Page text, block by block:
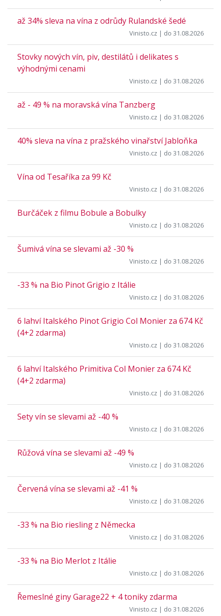
až 34% sleva na vína z odrůdy Rulandské šedé
Vinisto.cz | do 31.08.2026
Stovky nových vín, piv, destilátů i delikates s
výhodnými cenami
Vinisto.cz | do 31.08.2026
až - 49 % na moravská vína Tanzberg
Vinisto.cz | do 31.08.2026
40% sleva na vína z pražského vinařství Jabloňka
Vinisto.cz | do 31.08.2026
Vína od Tesaříka za 99 Kč
Vinisto.cz | do 31.08.2026
Burčáček z filmu Bobule a Bobulky
Vinisto.cz | do 31.08.2026
Šumivá vína se slevami až -30 %
Vinisto.cz | do 31.08.2026
-33 % na Bio Pinot Grigio z Itálie
Vinisto.cz | do 31.08.2026
6 lahví Italského Pinot Grigio Col Monier za 674 Kč
(4+2 zdarma)
Vinisto.cz | do 31.08.2026
6 lahví Italského Primitiva Col Monier za 674 Kč
(4+2 zdarma)
Vinisto.cz | do 31.08.2026
Sety vín se slevami až -40 %
Vinisto.cz | do 31.08.2026
Růžová vína se slevami až -49 %
Vinisto.cz | do 31.08.2026
Červená vína se slevami až -41 %
Vinisto.cz | do 31.08.2026
-33 % na Bio riesling z Německa
Vinisto.cz | do 31.08.2026
-33 % na Bio Merlot z Itálie
Vinisto.cz | do 31.08.2026
Řemeslné giny Garage22 + 4 toniky zdarma
Vinisto.cz | do 31.08.2026